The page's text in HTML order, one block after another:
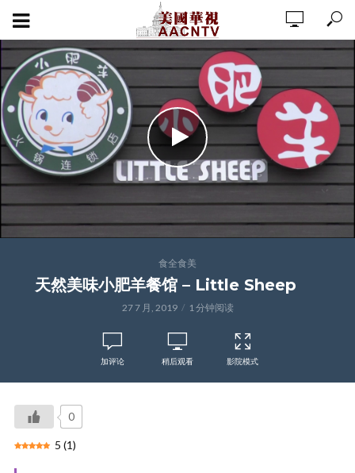
食全食美
天然美味小肥羊餐馆 – Little Sheep
27 7 月, 2019 1 分钟阅读
加评论 稍后观看 影院模式
0
5 (1)